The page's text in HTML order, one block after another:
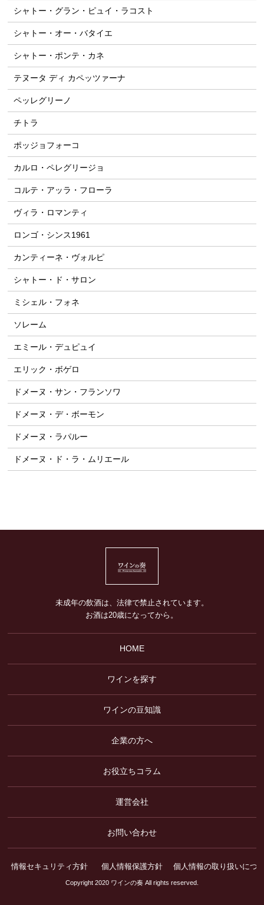
シャトー・グラン・ピュイ・ラコスト
シャトー・オー・バタイエ
シャトー・ポンテ・カネ
テヌータ ディ カペッツァーナ
ペッレグリーノ
チトラ
ポッジョフォーコ
カルロ・ペレグリージョ
コルテ・アッラ・フローラ
ヴィラ・ロマンティ
ロンゴ・シンス1961
カンティーネ・ヴォルピ
シャトー・ド・サロン
ミシェル・フォネ
ソレーム
エミール・デュピュイ
エリック・ボゲロ
ドメーヌ・サン・フランソワ
ドメーヌ・デ・ボーモン
ドメーヌ・ラパルー
ドメーヌ・ド・ラ・ムリエール
未成年の飲酒は、法律で禁止されています。
お酒は20歳になってから。
HOME
ワインを探す
ワインの豆知識
企業の方へ
お役立ちコラム
運営会社
お問い合わせ
情報セキュリティ方針 個人情報保護方針 個人情報の取り扱いにつ
Copyright 2020 ワインの奏 All rights reserved.